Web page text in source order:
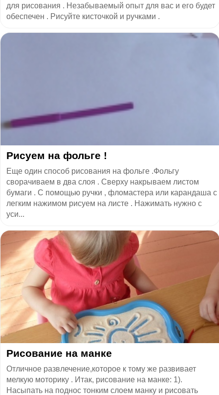
для рисования . Незабываемый опыт для вас и его будет
обеспечен . Рисуйте кисточкой и ручками .
Рисуем на фольге !
Еще один способ рисования на фольге .Фольгу
сворачиваем в два слоя . Сверху накрываем листом
бумаги . С помощью ручки , фломастера или карандаша с
легким нажимом рисуем на листе . Нажимать нужно с
уси...
Рисование на манке
Отличное развлечение,которое к тому же развивает
мелкую моторику . Итак, рисование на манке: 1).
Насыпать на поднос тонким слоем манку и рисовать